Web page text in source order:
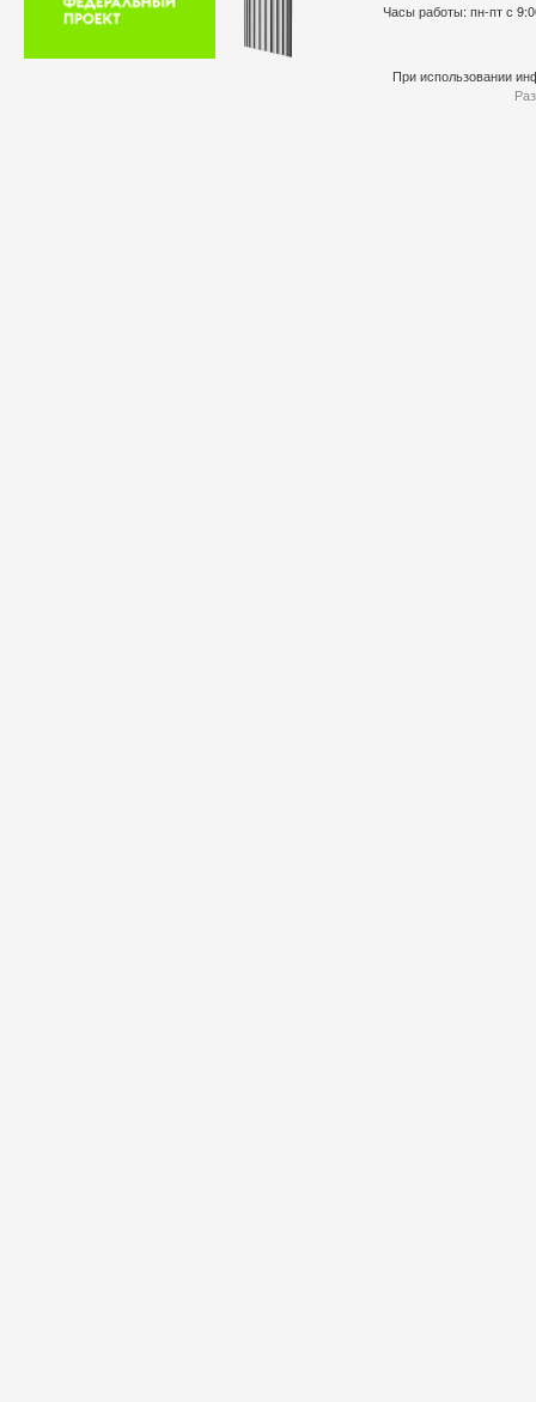
Часы работы: пн-пт с
При использовании